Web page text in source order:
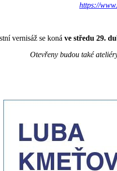
https://
vernisáž se koná ve středu 29.
Otevřeny budou také